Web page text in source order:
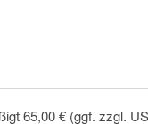
65,00 € (ggf. zzgl.